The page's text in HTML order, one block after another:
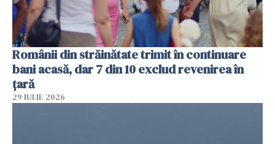
Românii din străinătate trimit în continuare
bani acasă, dar 7 din 10 exclud revenirea în
țară
29 IULIE 2026